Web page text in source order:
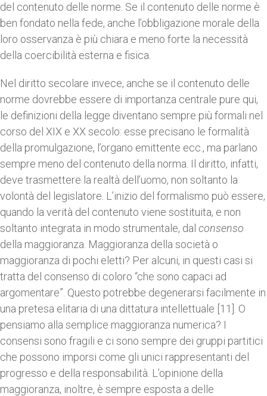
del contenuto delle norme. Se il contenuto delle norme è
ben fondato nella fede, anche l’obbligazione morale della
loro osservanza è più chiara e meno forte la necessità
della coercibilità esterna e fisica.
Nel diritto secolare invece, anche se il contenuto delle
norme dovrebbe essere di importanza centrale pure qui,
le definizioni della legge diventano sempre più formali nel
corso del XIX e XX secolo: esse precisano le formalità
della promulgazione, l’organo emittente ecc., ma parlano
sempre meno del contenuto della norma. Il diritto, infatti,
deve trasmettere la realtà dell’uomo, non soltanto la
volontà del legislatore. L’inizio del formalismo può essere,
quando la verità del contenuto viene sostituita, e non
soltanto integrata in modo strumentale, dal consenso
della maggioranza. Maggioranza della società o
maggioranza di pochi eletti? Per alcuni, in questi casi si
tratta del consenso di coloro “che sono capaci ad
argomentare”. Questo potrebbe degenerarsi facilmente in
una pretesa elitaria di una dittatura intellettuale [11]. O
pensiamo alla semplice maggioranza numerica? I
consensi sono fragili e ci sono sempre dei gruppi partitici
che possono imporsi come gli unici rappresentanti del
progresso e della responsabilità. L’opinione della
maggioranza, inoltre, è sempre esposta a delle